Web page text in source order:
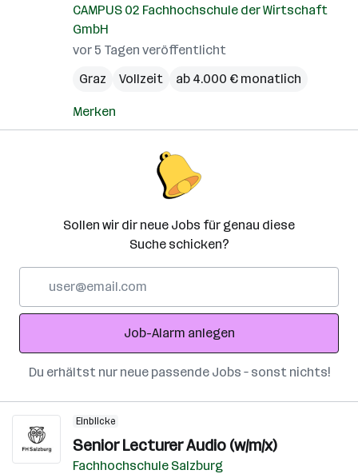
CAMPUS 02 Fachhochschule der Wirtschaft
GmbH
vor 5 Tagen veröffentlicht
Graz
Vollzeit ab 4.000 € monatlich
Merken
Sollen wir dir neue Jobs für genau diese
Suche schicken?
Adresse
Job-Alarm anlegen
Du erhältst nur neue passende Jobs – sonst nichts!
Einblicke
Senior Lecturer Audio (w/m/x)
Fachhochschule Salzburg